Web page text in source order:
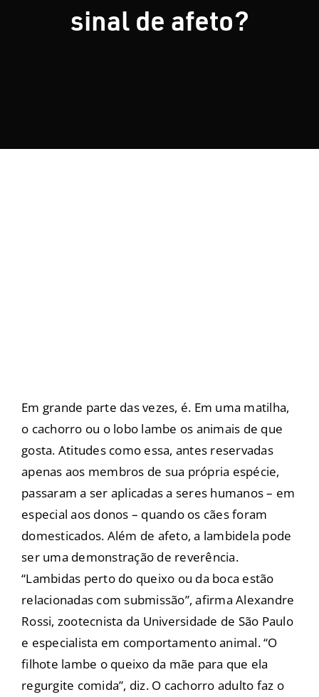
sinal de afeto?
Em grande parte das vezes, é. Em uma matilha,
o cachorro ou o lobo lambe os animais de que
gosta. Atitudes como essa, antes reservadas
apenas aos membros de sua própria espécie,
passaram a ser aplicadas a seres humanos – em
especial aos donos – quando os cães foram
domesticados. Além de afeto, a lambidela pode
ser uma demonstração de reverência.
“Lambidas perto do queixo ou da boca estão
relacionadas com submissão”, afirma Alexandre
Rossi, zootecnista da Universidade de São Paulo
e especialista em comportamento animal. “O
filhote lambe o queixo da mãe para que ela
regurgite comida”, diz. O cachorro adulto faz o